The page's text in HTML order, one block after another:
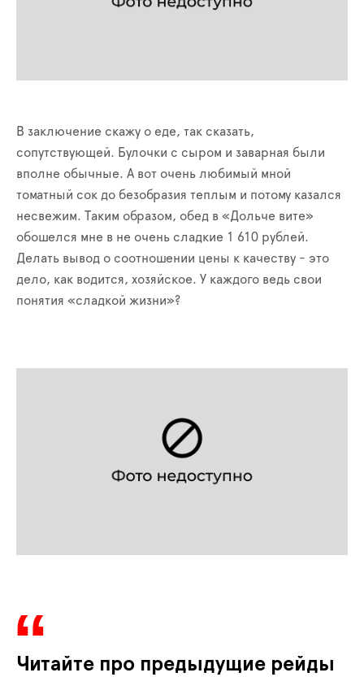
В заключение скажу о еде, так сказать,
сопутствующей. Булочки с сыром и заварная были
вполне обычные. А вот очень любимый мной
томатный сок до безобразия теплым и потому казался
несвежим. Таким образом, обед в «Дольче вите»
обошелся мне в не очень сладкие 1 610 рублей.
Делать вывод о соотношении цены к качеству - это
дело, как водится, хозяйское. У каждого ведь свои
понятия «сладкой жизни»?
Читайте про предыдущие рейды